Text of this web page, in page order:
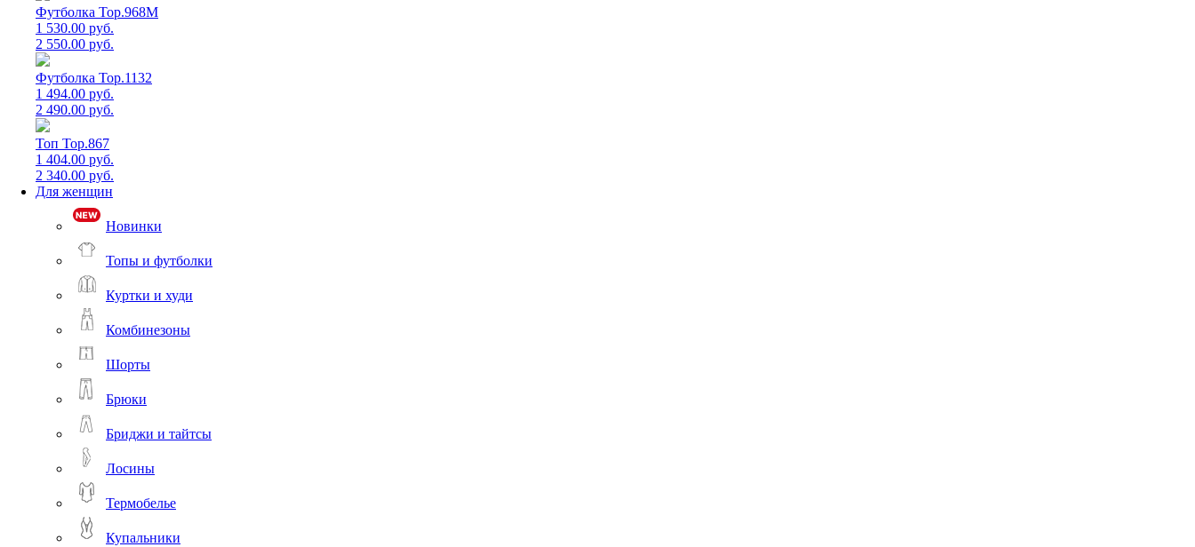
Футболка Top.968M
1 530.00 руб.
2 550.00 руб.
Футболка Top.1132
1 494.00 руб.
2 490.00 руб.
Топ Top.867
1 404.00 руб.
2 340.00 руб.
Для женщин
Новинки
Топы и футболки
Куртки и худи
Комбинезоны
Шорты
Брюки
Бриджи и тайтсы
Лосины
Термобелье
Купальники